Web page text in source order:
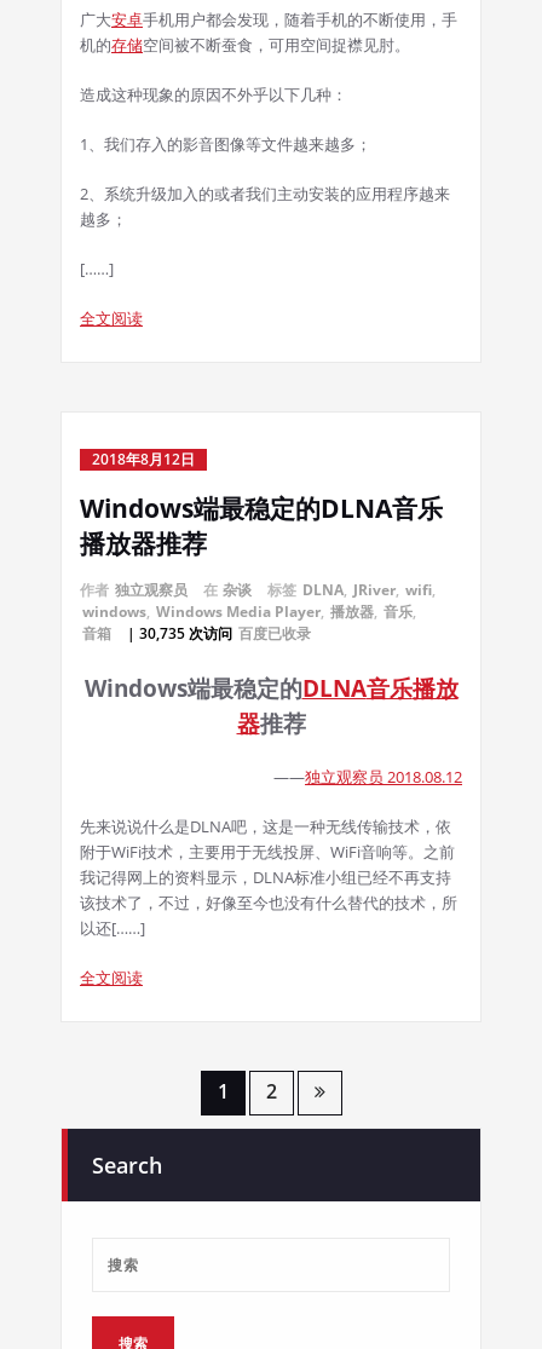
广大安卓手机用户都会发现，随着手机的不断使用，手
机的存储空间被不断蚕食，可用空间捉襟见肘。
造成这种现象的原因不外乎以下几种：
1、我们存入的影音图像等文件越来越多；
2、系统升级加入的或者我们主动安装的应用程序越来
越多；
[……]
全文阅读
2018年8月12日
Windows端最稳定的DLNA音乐
播放器推荐
作者 独立观察员 在 杂谈 标签 DLNA, JRiver, wifi,
windows, Windows Media Player, 播放器, 音乐,
音箱
| 30,735 次访问 百度已收录
Windows端最稳定的DLNA音乐播放
器推荐
——独立观察员 2018.08.12
先来说说什么是DLNA吧，这是一种无线传输技术，依
附于WiFi技术，主要用于无线投屏、WiFi音响等。之前
我记得网上的资料显示，DLNA标准小组已经不再支持
该技术了，不过，好像至今也没有什么替代的技术，所
以还[……]
全文阅读
分
1 2
Search